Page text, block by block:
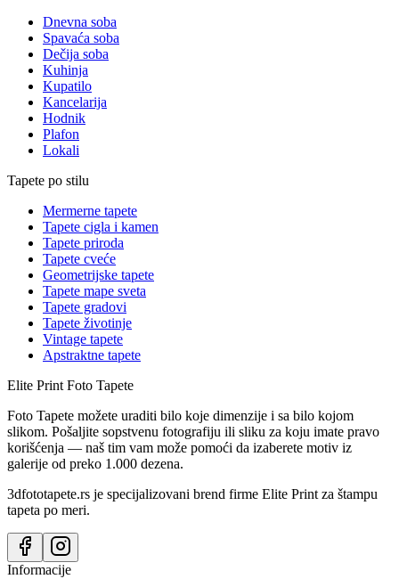
Dnevna soba
Spavaća soba
Dečija soba
Kuhinja
Kupatilo
Kancelarija
Hodnik
Plafon
Lokali
Tapete po stilu
Mermerne tapete
Tapete cigla i kamen
Tapete priroda
Tapete cveće
Geometrijske tapete
Tapete mape sveta
Tapete gradovi
Tapete životinje
Vintage tapete
Apstraktne tapete
Elite Print Foto Tapete
Foto Tapete možete uraditi bilo koje dimenzije i sa bilo kojom
slikom. Pošaljite sopstvenu fotografiju ili sliku za koju imate pravo
korišćenja — naš tim vam može pomoći da izaberete motiv iz
galerije od preko 1.000 dezena.
3dfototapete.rs je specijalizovani brend firme Elite Print za štampu
tapeta po meri.
Informacije